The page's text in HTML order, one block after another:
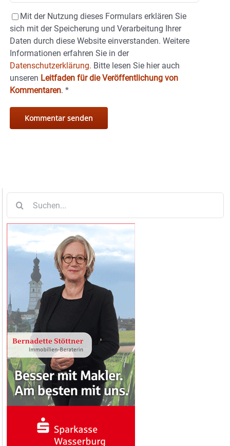
Mit der Nutzung dieses Formulars erklären Sie
sich mit der Speicherung und Verarbeitung Ihrer
Daten durch diese Website einverstanden. Weitere
Informationen erfahren Sie in der
Datenschutzerklärung. Bitte lesen Sie hier auch
unseren Leitfaden für die Veröffentlichung von
Kommentaren. *
nach: